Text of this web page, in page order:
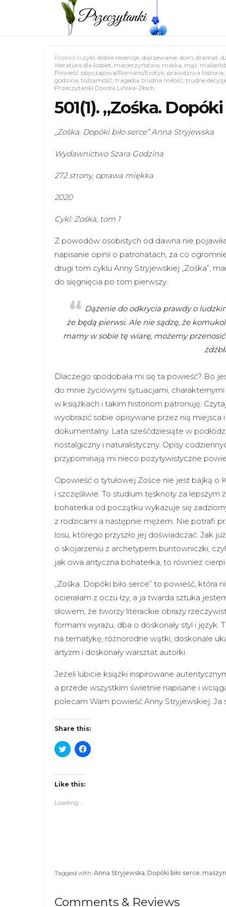
Posted in cykl, dobre recenzje, dojrzewanie, dom, dramat,
literatura dla kobiet, macierzyństwo, matka, mąż,
Powieść obyczajowa/Romans/Erotyk, prawdziwa historia,
godzina, tożsamość, tragedia, trudna miłość, trudne
Przeczytanki Dorota Lińska-Złoch
501(1). „Zośka.
„Zośka. Dopóki biło serce” Anna Stryjewska
Wydawnictwo Szara Godzina
272 strony, oprawa miękka
2020
Cykl: Zośka, tom 1
Z powodów osobistych od dawna nie
napisanie opinii o patronatach, za co
drugi tom cyklu Anny Stryjewskiej „Zośka”,
do sięgnięcia po tom pierwszy.
Dążenie do odkrycia prawdy o
że będą pierwsi. Ale nie sądzę, że
mamy w sobie tę wiarę, możemy
Dlaczego spodobała mi się ta powieść? Bo
do mnie życiowymi sytuacjami,
w książkach i takim historiom patronuję.
wyobrazić sobie opisywane przez nią
dokumentalny. Lata sześćdziesiąte w
nostalgiczny i naturalistyczny. Opisy
przypominają mi nieco pozytywistyczne
Opowieść o tytułowej Zośce nie jest bajką o
i szczęśliwie. To studium tęsknoty za lepszym
bohaterka od początku wykazuje się
z rodzicami a następnie mężem. Nie potrafi
losu, którego przyszło jej doświadczać. Jak
o skojarzeniu z archetypem buntowniczki,
jak owa antyczna bohaterka, to również
„Zośka. Dopóki biło serce” to powieść, która
ocierałam z oczu łzy, a ja twarda sztuka
słowem, że tworzy literackie obrazy
formami wyrazu, dba o doskonały styl i
na tematykę, różnorodne wątki, doskonale
artyzm i doskonały warsztat autorki.
Jeżeli lubicie książki inspirowane
a przede wszystkim świetnie napisane i
polecam Wam powieść Anny Stryjewskiej. Ja
Share this:
C
l
k
o
s
h
t
t
(
C
l
e
k
Like this:
Loading...
Tagged with: Anna Stryjewska, Dopóki biło serce,
Comments & Reviews